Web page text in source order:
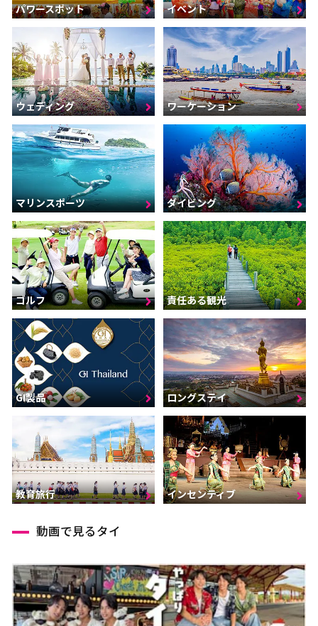
パワースポット イベント
ウェディング ワーケーション
マリンスポーツ ダイビング
ゴルフ 責任ある観光
GI製品 ロングステイ
教育旅行 インセンティブ
動画で見るタイ